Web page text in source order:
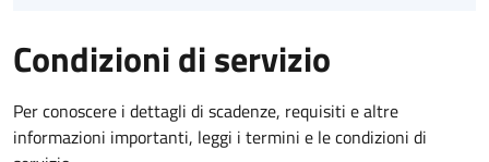
Condizioni di servizio
Per conoscere i dettagli di scadenze, requisiti e altre
informazioni importanti, leggi i termini e le condizioni di